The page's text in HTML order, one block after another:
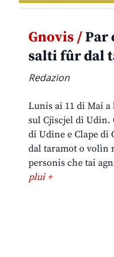
Gnovis /Par
salti fûr dal
Redazion
Lunis ai 11 di Mai a
sul Cjiscjel di Udin.
di Udine e Clape di
dal taramot o volìn
personis che tai
plui +